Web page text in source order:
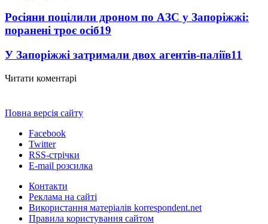
Росіяни поцілили дроном по АЗС у Запоріжжі:
поранені троє осіб19
У Запоріжжі затримали двох агентів-паліїв11
Читати коментарі
Повна версія сайту
Facebook
Twitter
RSS-стрічки
E-mail розсилка
Контакти
Реклама на сайті
Використання матеріалів korrespondent.net
Правила користування сайтом